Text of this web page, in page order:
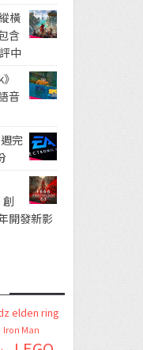
橫
含
中
音
完
開發新影
elden ring
Iron Man